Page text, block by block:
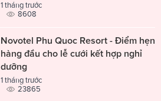
1 tháng trước
8608
Novotel Phu Quoc Resort - Điểm hẹn
hàng đầu cho lễ cưới kết hợp nghỉ
dưỡng
1 tháng trước
23865